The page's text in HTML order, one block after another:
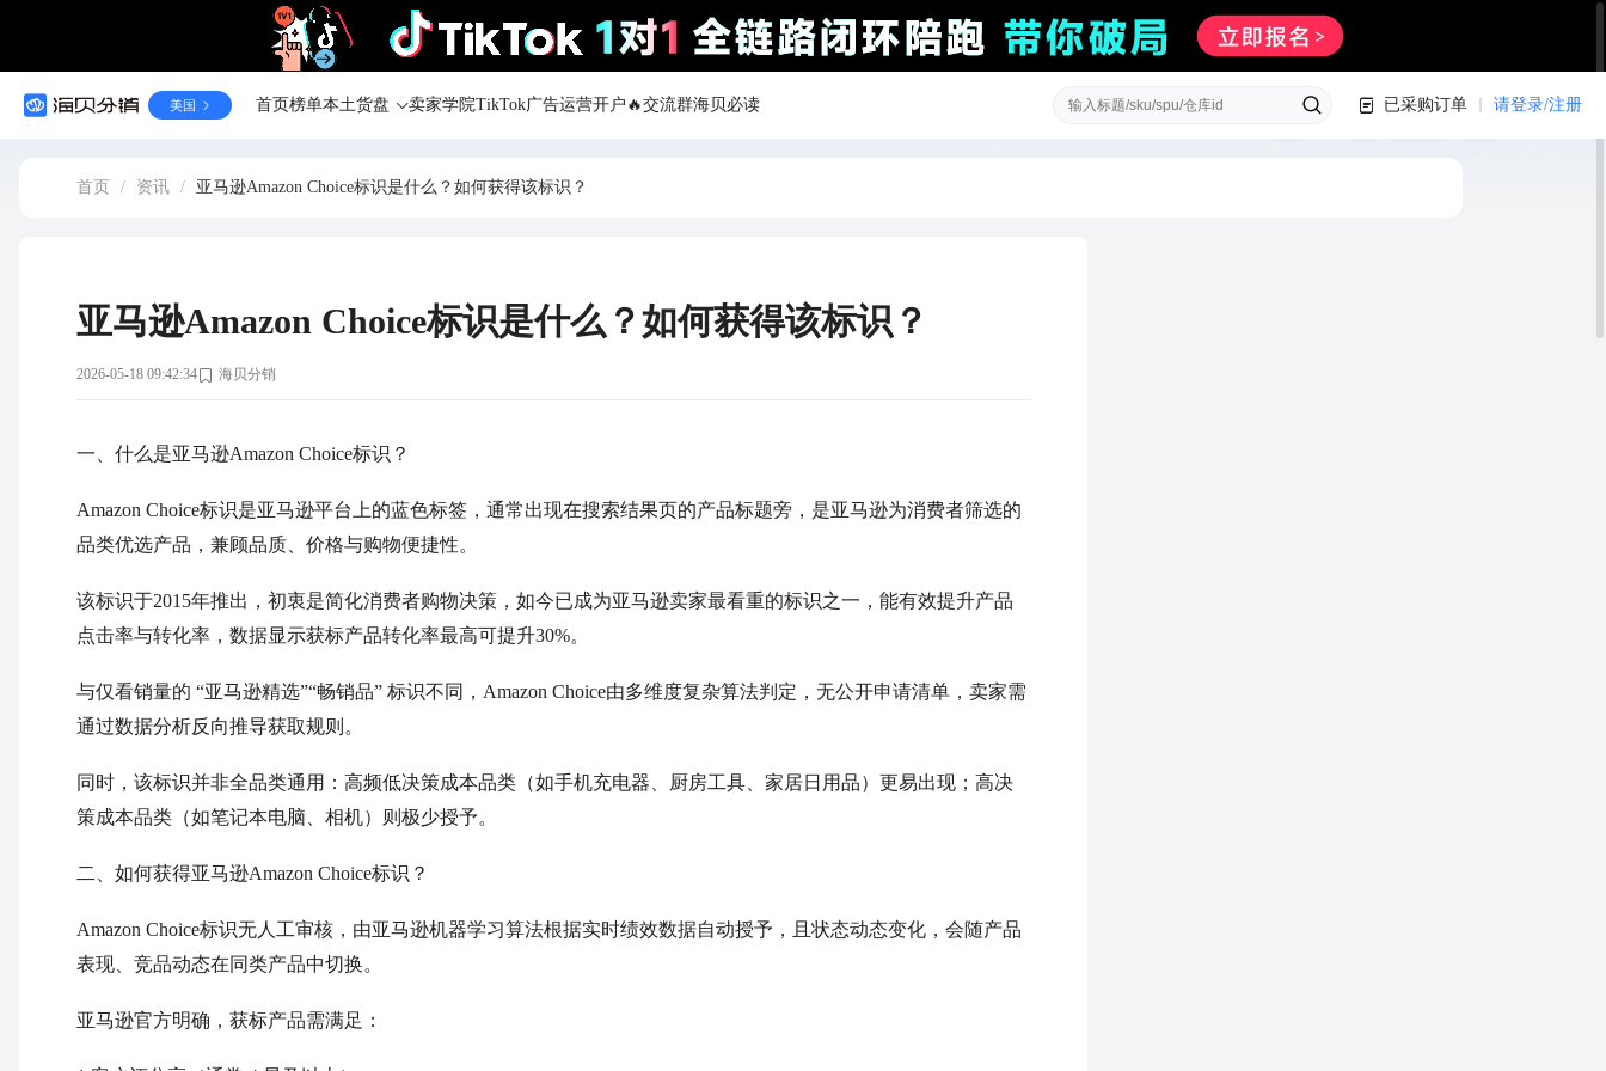
美国 首页榜单本土货盘 卖家学院TikTok广告运营开户 🔥交流群海贝必读 已采购订单 请登录/注册
首页 / 资讯 / 亚马逊Amazon Choice标识是什么？如何获得该标识？
亚马逊Amazon Choice标识是什么？如何获得该标识？
2026-05-18 09:42:34 海贝分销
一、什么是亚马逊Amazon Choice标识？
Amazon Choice标识是亚马逊平台上的蓝色标签，通常出现在搜索结果页的产品标题旁，是亚马逊为消费者筛选的
品类优选产品，兼顾品质、价格与购物便捷性。
该标识于2015年推出，初衷是简化消费者购物决策，如今已成为亚马逊卖家最看重的标识之一，能有效提升产品
点击率与转化率，数据显示获标产品转化率最高可提升30%。
与仅看销量的 “亚马逊精选”“畅销品” 标识不同，Amazon Choice由多维度复杂算法判定，无公开申请清单，卖家需
通过数据分析反向推导获取规则。
同时，该标识并非全品类通用：高频低决策成本品类（如手机充电器、厨房工具、家居日用品）更易出现；高决
策成本品类（如笔记本电脑、相机）则极少授予。
二、如何获得亚马逊Amazon Choice标识？
Amazon Choice标识无人工审核，由亚马逊机器学习算法根据实时绩效数据自动授予，且状态动态变化，会随产品
表现、竞品动态在同类产品中切换。
亚马逊官方明确，获标产品需满足：